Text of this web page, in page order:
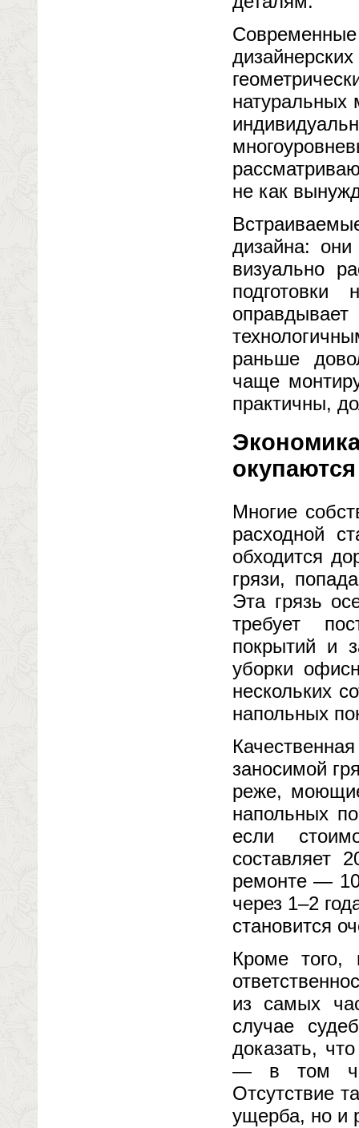
не как
дизайна:
визуально
подготовки
раньше
чаще
практичны,
окупаются
Многие
расходной
обходится
грязи,
Эта грязь
требует
покрытий и
уборки
нескольких
напольных
заносимой
реже,
напольных
если
составляет
ремонте —
через 1–2
становится
Кроме того,
из самых
случае
доказать,
— в том
Отсутствие
ущерба, но и